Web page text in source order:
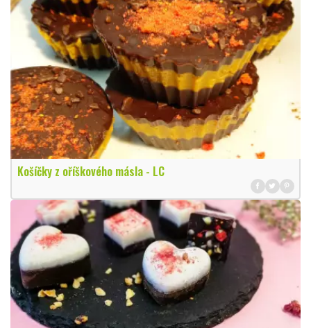
Košíčky z oříškového másla - LC